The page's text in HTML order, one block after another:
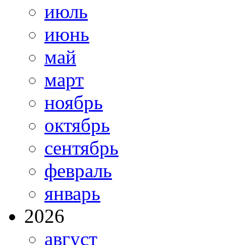
июль
июнь
май
март
ноябрь
октябрь
сентябрь
февраль
январь
2026
август